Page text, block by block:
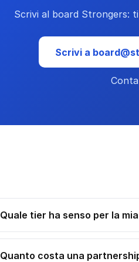
Scrivi al board Strongers:
Scrivi a
Quale tier ha senso per la
Quanto costa una